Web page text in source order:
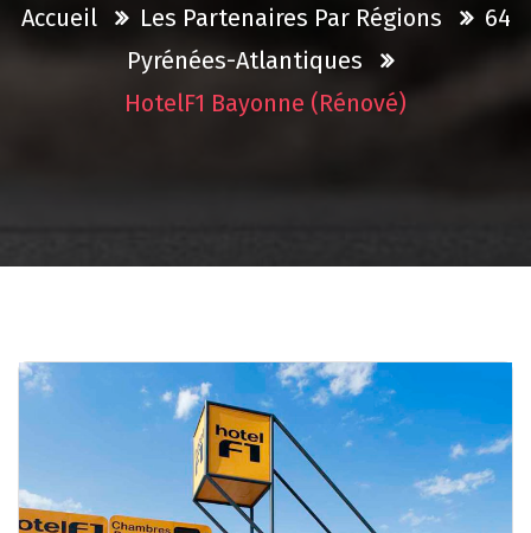
Accueil Les Partenaires Par Régions
64
Pyrénées-Atlantiques
HotelF1 Bayonne (rénové)